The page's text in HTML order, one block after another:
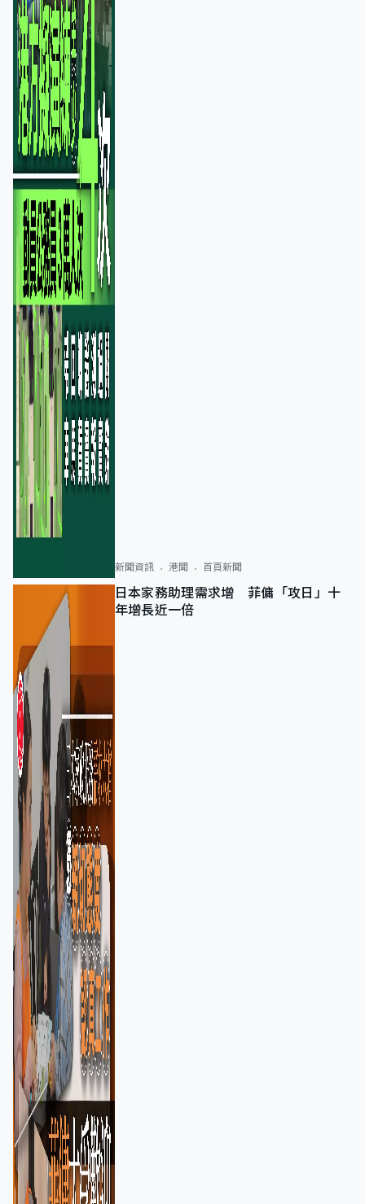
新聞資訊 港聞 首頁新聞
日本家務助理需求增 菲傭「攻日」十
年增長近一倍